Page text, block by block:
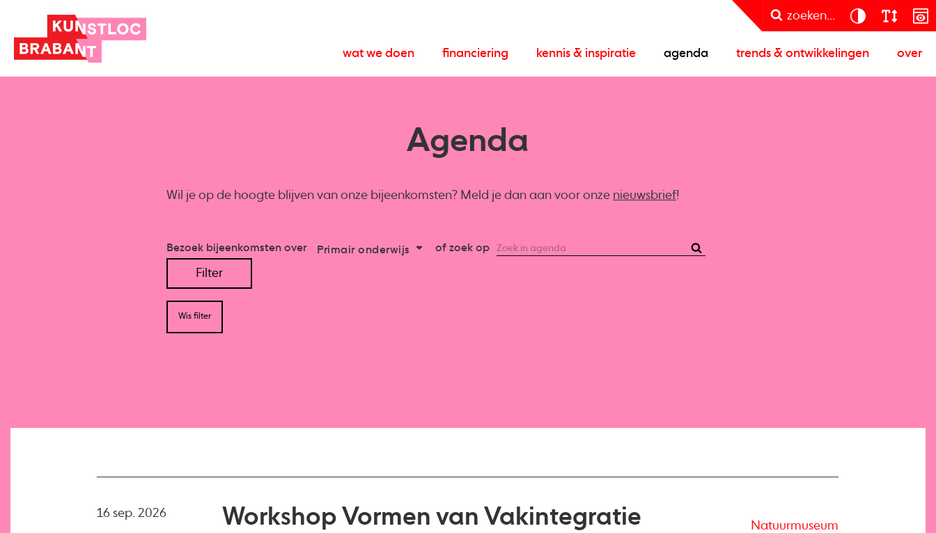
zoeken...
wat we doen financiering kennis & inspiratie agenda trends & ontwikkelingen over
Agenda
Wil je op de hoogte blijven van onze bijeenkomsten? Meld je dan aan voor onze nieuwsbrief!
Bezoek bijeenkomsten over Primair onderwijs of zoek op
Filter
Wis filter
Workshop Vormen van Vakintegratie
16 sep. 2026
Natuurmuseum